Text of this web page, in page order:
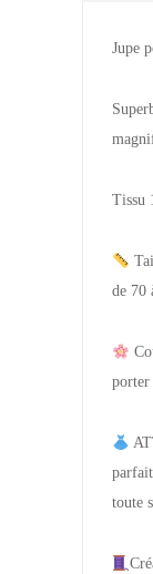
Jupe
Tissu
de 70
porter
toute